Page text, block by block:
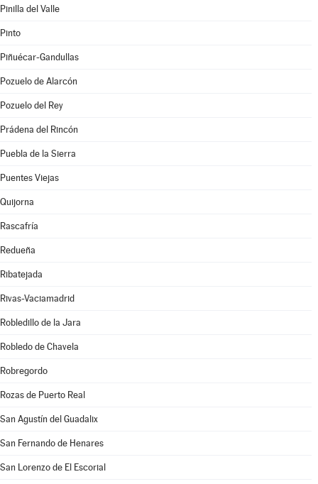
Pinilla del Valle
Pinto
Piñuécar-Gandullas
Pozuelo de Alarcón
Pozuelo del Rey
Prádena del Rincón
Puebla de la Sierra
Puentes Viejas
Quijorna
Rascafría
Redueña
Ribatejada
Rivas-Vaciamadrid
Robledillo de la Jara
Robledo de Chavela
Robregordo
Rozas de Puerto Real
San Agustín del Guadalix
San Fernando de Henares
San Lorenzo de El Escorial